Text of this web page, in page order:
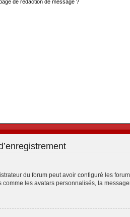
de rédaction de message ?
du forum peut avoir configuré les
les avatars personnalisés, la